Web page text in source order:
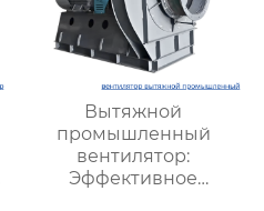
Вытяжной
промышленный
вентилятор:
Эффективное